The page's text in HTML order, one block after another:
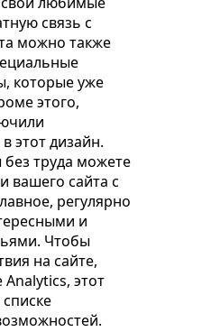
связь с
можно также
которые уже
этого,
этот дизайн.
без труда можете
вашего сайта с
регулярно
и
Чтобы
на сайте,
Analytics, этот